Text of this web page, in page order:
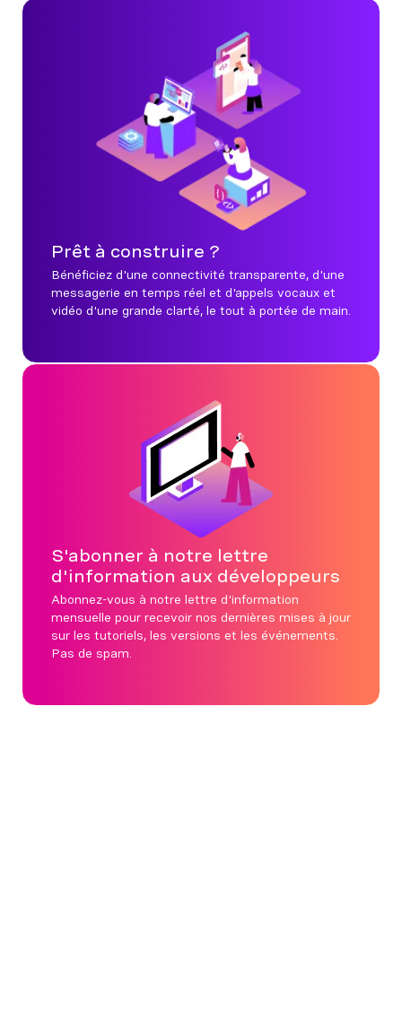
Prêt à construire ?
Bénéficiez d'une connectivité transparente, d'une
messagerie en temps réel et d'appels vocaux et
vidéo d'une grande clarté, le tout à portée de main.
S'abonner à notre lettre
d'information aux développeurs
Abonnez-vous à notre lettre d'information
mensuelle pour recevoir nos dernières mises à jour
sur les tutoriels, les versions et les événements.
Pas de spam.